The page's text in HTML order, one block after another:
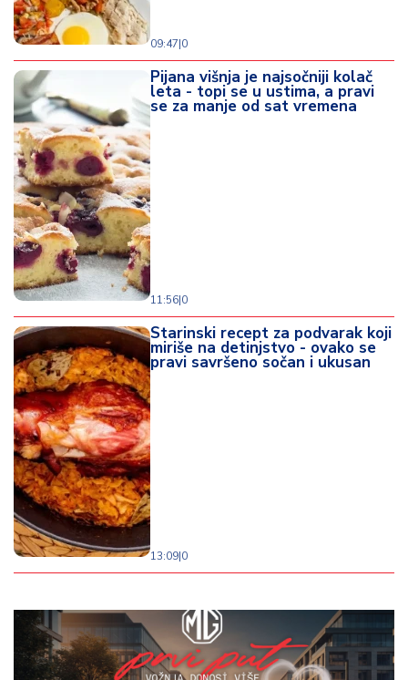
09:47|0
Pijana višnja je najsočniji kolač
leta - topi se u ustima, a pravi
se za manje od sat vremena
11:56|0
Starinski recept za podvarak koji
miriše na detinjstvo - ovako se
pravi savršeno sočan i ukusan
13:09|0